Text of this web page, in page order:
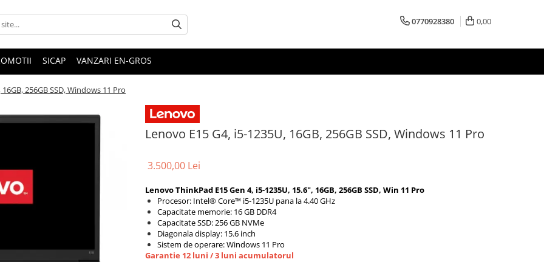
0770928380 0,00
SICAP VANZARI EN-GROS
256GB SSD, Windows 11 Pro
Lenovo E15 G4, i5-1235U, 16GB, 256GB SSD, Windows 11 Pro
3.500,00 Lei
Lenovo ThinkPad E15 Gen 4, i5-1235U, 15.6", 16GB, 256GB SSD, Win 11 Pro
Procesor: Intel® Core™ i5-1235U pana la 4.40 GHz
Capacitate memorie: 16 GB DDR4
Capacitate SSD: 256 GB NVMe
Diagonala display: 15.6 inch
Sistem de operare: Windows 11 Pro
Garantie 12 luni / 3 luni acumulatorul